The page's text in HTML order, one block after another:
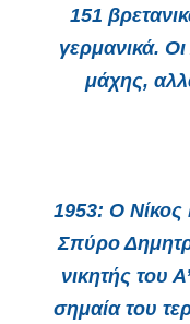
151
γερμανικά.
μάχης,
1953: O
Σπύρο
νικητής του
σημαία του